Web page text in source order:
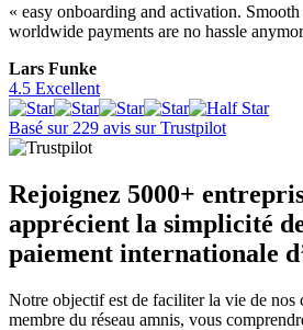
« easy onboarding and activation.
worldwide payments are no hassle
Lars Funke
4.5 Excellent
Basé sur 229 avis sur Trustpilot
Rejoignez 5000+
apprécient la simplicité
paiement internationale
Notre objectif est de faciliter la vie de nos
membre du réseau amnis, vous